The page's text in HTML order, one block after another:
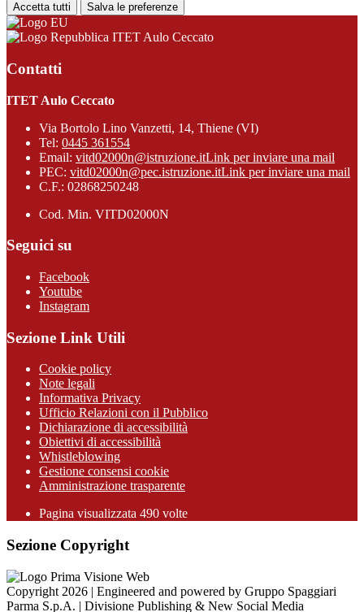
Accetta tutti Salva le preferenze
ITET Aulo Ceccato
Contatti
ITET Aulo Ceccato
Via Bortolo Lino Vanzetti, 14, Thiene (VI)
Tel: 0445 361554
Email: vitd02000n@istruzione.itLink per inviare una mail
PEC: vitd02000n@pec.istruzione.itLink per inviare una mail
C.F.: 02868250248
Cod. Min. VITD02000N
Seguici su
Facebook
Youtube
Instagram
Sezione Link Utili
Cookie policy
Note legali
Informativa Privacy
Ufficio Relazioni con il Pubblico
Dichiarazione di accessibilità
Obiettivi di accessibilità
Whistleblowing
Gestione consensi cookie
Amministrazione trasparente
Pagina visualizzata 490 volte
Sezione Copyright
Copyright 2026 | Engineered and powered by Gruppo Spaggiari
Parma S.p.A. | Divisione Publishing & New Social Media